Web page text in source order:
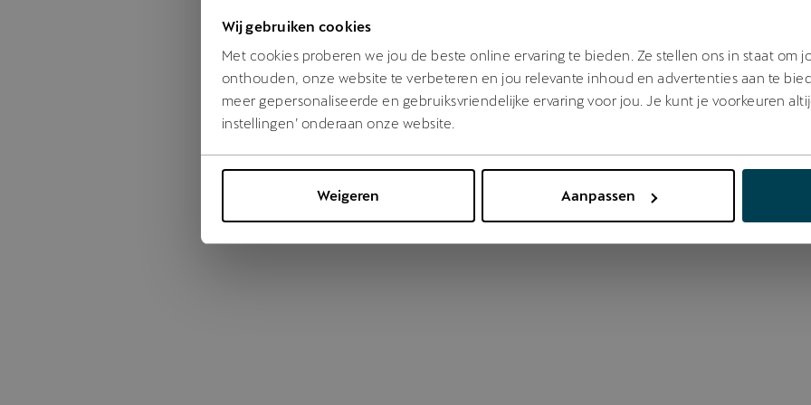
Wij gebruiken cookies
Met cookies proberen we jou de beste online ervaring te bieden. Ze stellen ons in staat om
onthouden, onze website te verbeteren en jou relevante inhoud en advertenties aan te
meer gepersonaliseerde en gebruiksvriendelijke ervaring voor jou. Je kunt je voorkeuren
instellingen’ onderaan onze website.
Weigeren Aanpassen
Something went wrong. Please try refreshing the app